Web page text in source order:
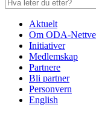
Aktuelt
Om ODA-
Initiativer
Medlemskap
Partnere
Bli partner
Personvern
English